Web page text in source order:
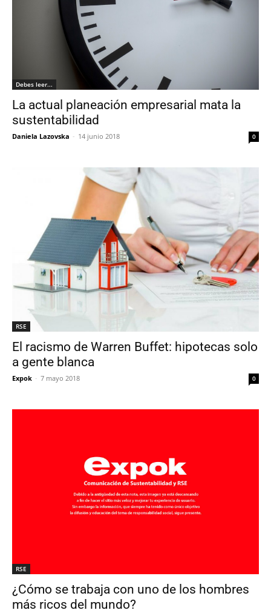
Debes leer...
La actual planeación empresarial mata la
sustentabilidad
Daniela Lazovska - 14 junio 2018 0
RSE
El racismo de Warren Buffet: hipotecas solo
a gente blanca
Expok - 7 mayo 2018 0
RSE
¿Cómo se trabaja con uno de los hombres
más ricos del mundo?